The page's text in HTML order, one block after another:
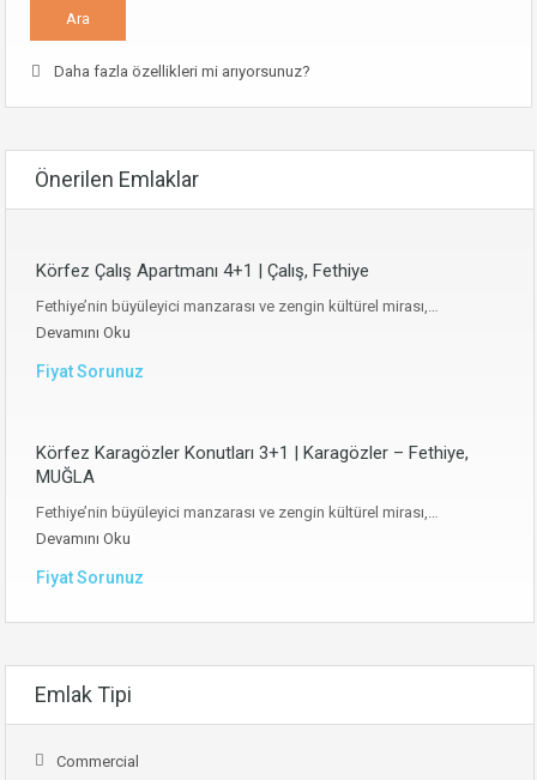
Daha fazla özellikleri mi arıyorsunuz?
Önerilen Emlaklar
Körfez Çalış Apartmanı 4+1 | Çalış, Fethiye
Fethiye’nin büyüleyici manzarası ve zengin kültürel mirası,…
Devamını Oku
Fiyat Sorunuz
Körfez Karagözler Konutları 3+1 | Karagözler – Fethiye,
MUĞLA
Fethiye’nin büyüleyici manzarası ve zengin kültürel mirası,…
Devamını Oku
Fiyat Sorunuz
Emlak Tipi
Commercial